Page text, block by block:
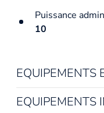
Puissance
10
EQUIPEMENTS
EQUIPEMENTS